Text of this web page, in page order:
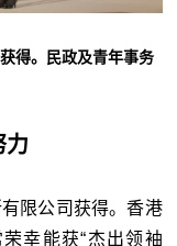
得。民政及青年事务
力
限公司获得。香港
幸能获“杰出领袖